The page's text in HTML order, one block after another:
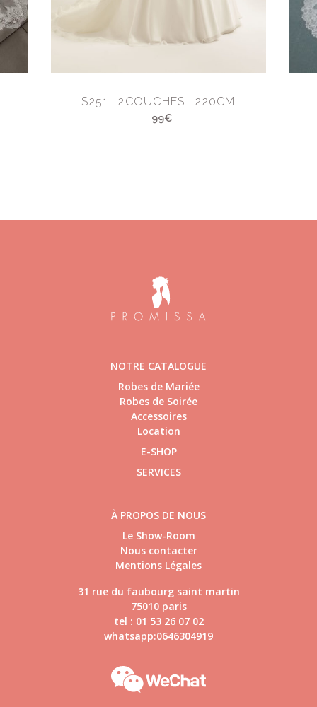
S251 | 2COUCHES | 220CM
99€
NOTRE CATALOGUE
Robes de Mariée
Robes de Soirée
Accessoires
Location
E-SHOP
SERVICES
À PROPOS DE NOUS
Le Show-Room
Nous contacter
Mentions Légales
31 rue du faubourg saint martin
75010 paris
tel : 01 53 26 07 02
whatsapp:0646304919